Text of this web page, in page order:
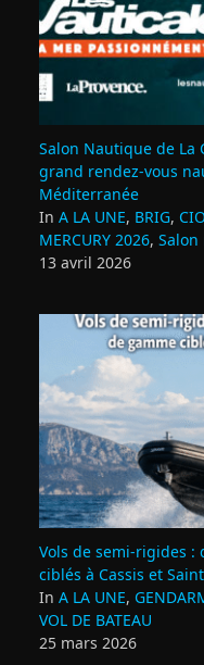
Salon Nautique de La
grand rendez‑vous
Méditerranée
In A LA UNE, BRIG,
MERCURY 2026,
13 avril 2026
Vols de semi‑rigides
ciblés à Cassis et
In A LA UNE,
VOL DE BATEAU
25 mars 2026